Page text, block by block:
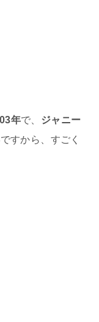
年で、 ジャニー
ですから、すごく